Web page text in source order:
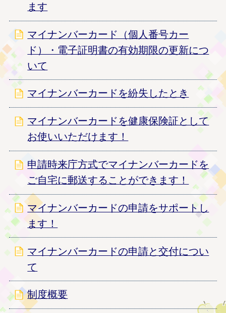
ます
マイナンバーカード（個人番号カー
ド）・電子証明書の有効期限の更新につ
いて
マイナンバーカードを紛失したとき
マイナンバーカードを健康保険証として
お使いいただけます！
申請時来庁方式でマイナンバーカードを
ご自宅に郵送することができます！
マイナンバーカードの申請をサポートし
ます！
マイナンバーカードの申請と交付につい
て
制度概要